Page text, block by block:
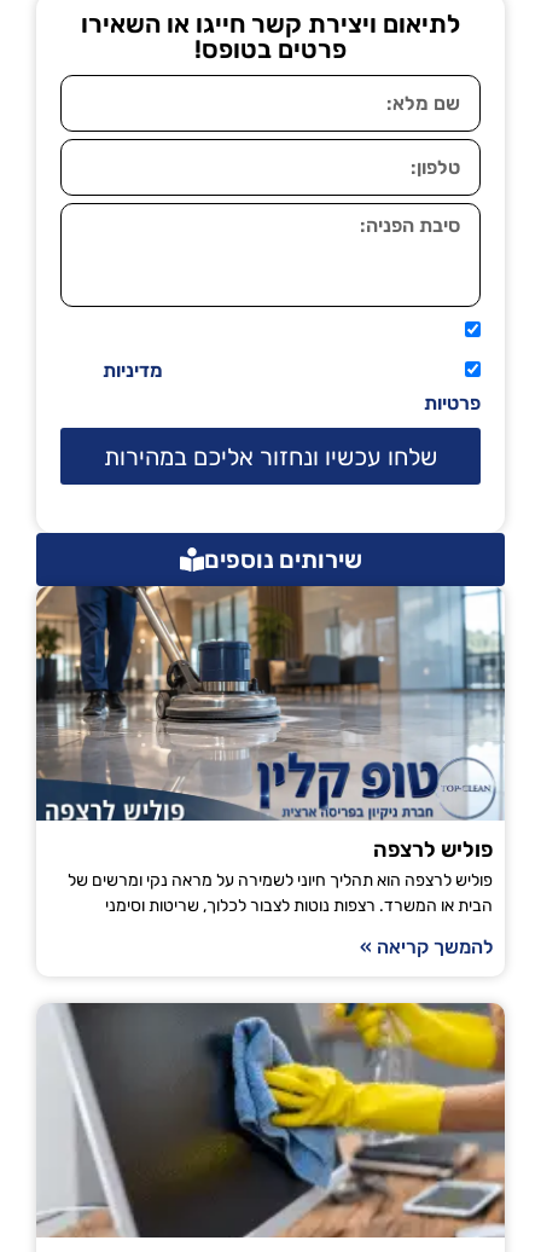
לתיאום ויצירת קשר חייגו או השאירו
פרטים בטופס!
מדיניות
פרטיות
שלחו עכשיו ונחזור אליכם במהירות
שירותים נוספים
פוליש לרצפה
פוליש לרצפה הוא תהליך חיוני לשמירה על מראה נקי ומרשים של
הבית או המשרד. רצפות נוטות לצבור לכלוך, שריטות וסימני
להמשך קריאה »